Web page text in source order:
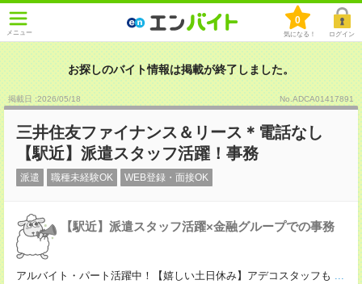
メニュー
0
気になる！ ログイン
お探しのバイト情報は掲載が終了しました。
掲載日 :2026/05/18 No.ADCA01417891
三井住友ファイナンス＆リース＊電話なし
【駅近】派遣スタッフ活躍！事務
派遣 職種未経験OK WEB登録・面接OK
【駅近】派遣スタッフ活躍×金融グループでの事務
アルバイト・パート活躍中！【嬉しい土日休み】アデコスタッフも ...